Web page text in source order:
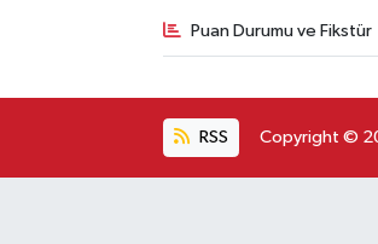
Puan Durumu ve Fikstür
RSS Copyright ©